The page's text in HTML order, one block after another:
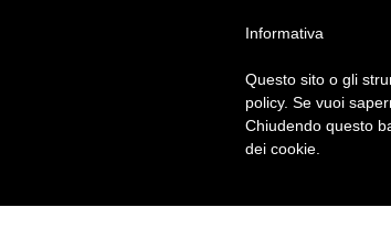
Informativa
Questo sito o gli
policy. Se vuoi
Chiudendo questo
dei cookie.